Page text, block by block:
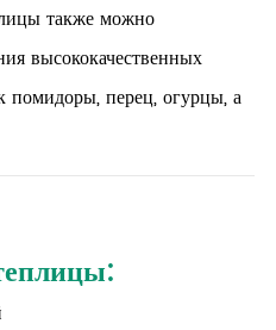
также можно
высококачественных
помидоры, перец, огурцы, а